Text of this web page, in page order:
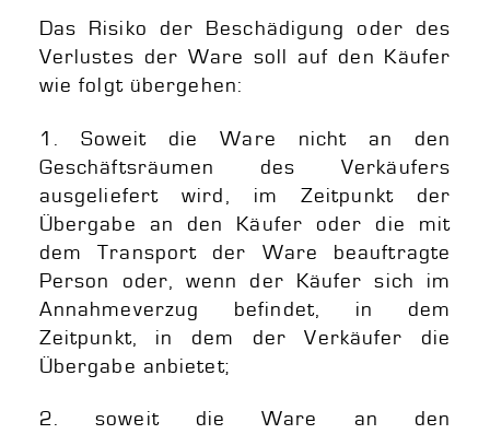
Das Risiko der Beschädigung oder des
Verlustes der Ware soll auf den Käufer
wie folgt übergehen:
1. Soweit die Ware nicht an den
Geschäftsräumen des Verkäufers
ausgeliefert wird, im Zeitpunkt der
Übergabe an den Käufer oder die mit
dem Transport der Ware beauftragte
Person oder, wenn der Käufer sich im
Annahmeverzug befindet, in dem
Zeitpunkt, in dem der Verkäufer die
Übergabe anbietet;
2. soweit die Ware an den